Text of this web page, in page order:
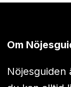
Om